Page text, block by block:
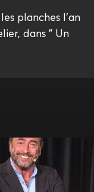
planches l'an
dans " Un